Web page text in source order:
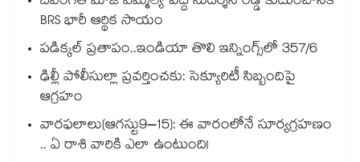
BRS భారీ ఆర్థిక సాయం
పడిక్కల్‌‌ ప్రతాపం..ఇండియా తొలి ఇన్నింగ్స్‌‌లో 357/6
ఢిల్లీ పోలీసుల్లా ప్రవర్తించకు: సెక్యూరిటీ సిబ్బందిపై
ఆగ్రహం
వారఫలాలు(ఆగస్టు9–15): ఈ వారంలోనే సూర్యగ్రహణం
.. ఏ రాశి వారికి ఎలా ఉంటుంది!